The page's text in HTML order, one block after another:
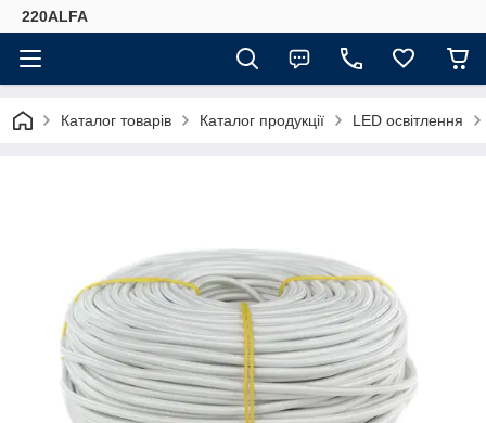
220ALFA
Каталог товарів Каталог продукції LED освітлення